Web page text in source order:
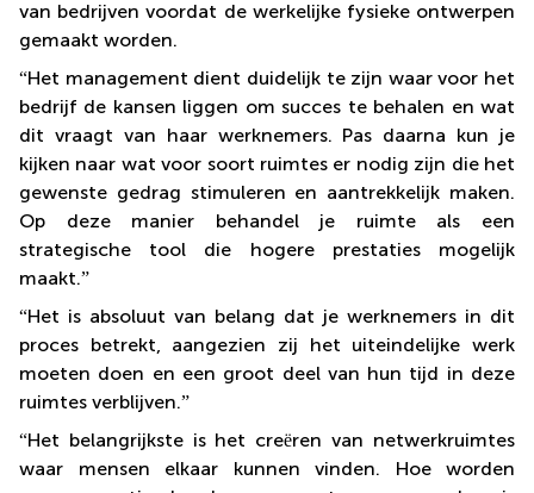
van bedrijven voordat de werkelijke fysieke ontwerpen
gemaakt worden.
“Het management dient duidelijk te zijn waar voor het
bedrijf de kansen liggen om succes te behalen en wat
dit vraagt van haar werknemers. Pas daarna kun je
kijken naar wat voor soort ruimtes er nodig zijn die het
gewenste gedrag stimuleren en aantrekkelijk maken.
Op deze manier behandel je ruimte als een
strategische tool die hogere prestaties mogelijk
maakt.”
“Het is absoluut van belang dat je werknemers in dit
proces betrekt, aangezien zij het uiteindelijke werk
moeten doen en een groot deel van hun tijd in deze
ruimtes verblijven.”
“Het belangrijkste is het creëren van netwerkruimtes
waar mensen elkaar kunnen vinden. Hoe worden